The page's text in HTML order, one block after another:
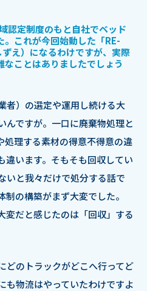
認定制度のもと自社でベッド
これが今回始動した「RE-
え）になるわけですが、実際
ことはありましたでしょう
者）の選定や運用し続ける大
んですが。一口に廃棄物処理と
処理する素材の得意不得意の違
違います。そもそも回収してい
いと我々だけで処分する話で
の構築がまず大変でした。
変だと感じたのは「回収」する
どのトラックがどこへ行ってど
も物流はやっていたわけですよ